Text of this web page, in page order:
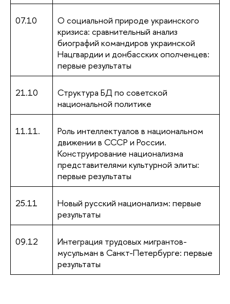
07.10
О социальной природе украинского
кризиса: сравнительный анализ
биографий командиров украинской
Нацгвардии и донбасских ополченцев:
первые результаты
21.10
Структура БД по советской
национальной политике
11.11.
Роль интеллектуалов в национальном
движении в СССР и России.
Конструирование национализма
представителями культурной элиты:
первые результаты
25.11
Новый русский национализм: первые
результаты
09.12
Интеграция трудовых мигрантов-
мусульман в Санкт-Петербурге: первые
результаты